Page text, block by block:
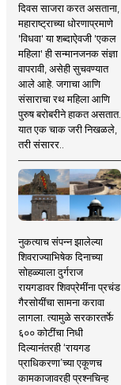
दिवस साजरा करत असताना,
महाराष्ट्राच्या धोरणाप्रमाणे
'विधवा' या शब्दाऐवजी 'एकल
महिला' ही सन्मानजनक संज्ञा
वापरावी, असेही सुचवण्यात
आले आहे. जगाचा आणि
संसाराचा रथ महिला आणि
पुरुष बरोबरीने हाकत असतात.
यात एक चाक जरी निखळले,
तरी संसारर..
नुकत्याच संपन्न झालेल्या
शिवराज्याभिषेक दिनाच्या
सोहळ्याला दुर्गराज
रायगडावर शिवप्रेमींना प्रचंड
गैरसोयींचा सामना करावा
लागला. त्यामुळे सरकारतर्फे
६०० कोटींचा निधी
दिल्यानंतरही ‘रायगड
प्राधिकरणा’च्या एकूणच
कामकाजावरही प्रश्नचिन्ह